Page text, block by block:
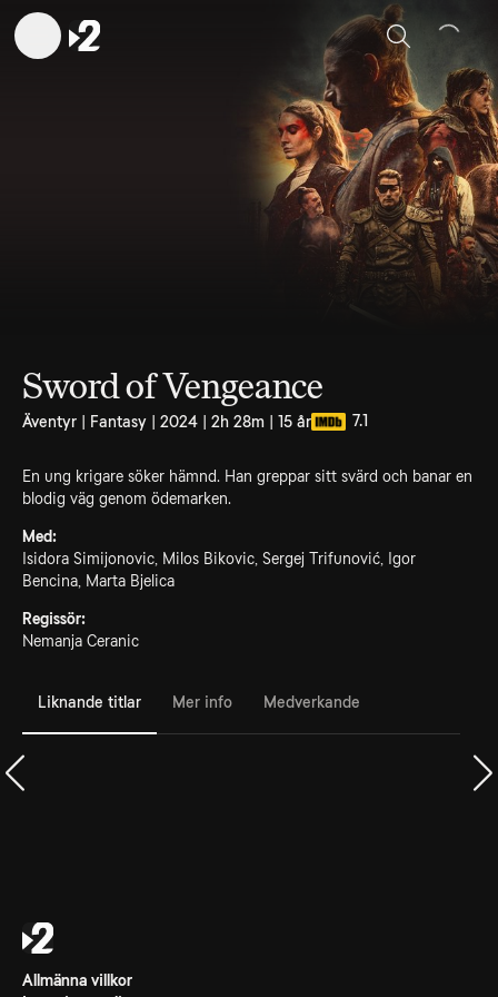
Sök
Sword of Vengeance
Äventyr | Fantasy | 2024 | 2h 28m | 15 år 7.1
En ung krigare söker hämnd. Han greppar sitt svärd och banar en
blodig väg genom ödemarken.
Med:
Isidora Simijonovic, Milos Bikovic, Sergej Trifunović, Igor
Bencina, Marta Bjelica
Regissör:
Nemanja Ceranic
Liknande titlar Mer info Medverkande
Allmänna villkor